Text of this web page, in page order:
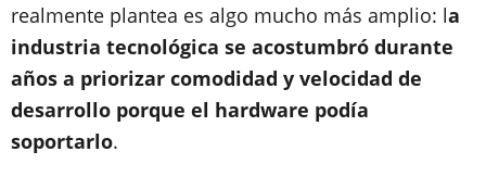
realmente plantea es algo mucho más amplio: la
industria tecnológica se acostumbró durante
años a priorizar comodidad y velocidad de
desarrollo porque el hardware podía
soportarlo.